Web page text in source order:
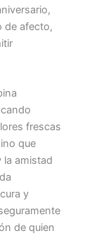
de afecto,
frescas
que
la amistad
y
de quien